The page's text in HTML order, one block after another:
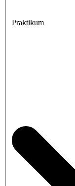
Praktikum